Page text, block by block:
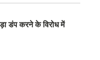
डंप करने के विरोध में